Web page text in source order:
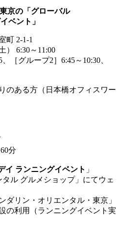
京の「グローバル
ベント」
町 2-1-1
） 6:30～11:00
［グループ2］6:45～10:30、
のある方（日本橋オフィスワー
分
イ ランニングイベント 」
ル グルメショップ」にてウェ
リン・オリエンタル・東京」
の利用（ランニングイベント実